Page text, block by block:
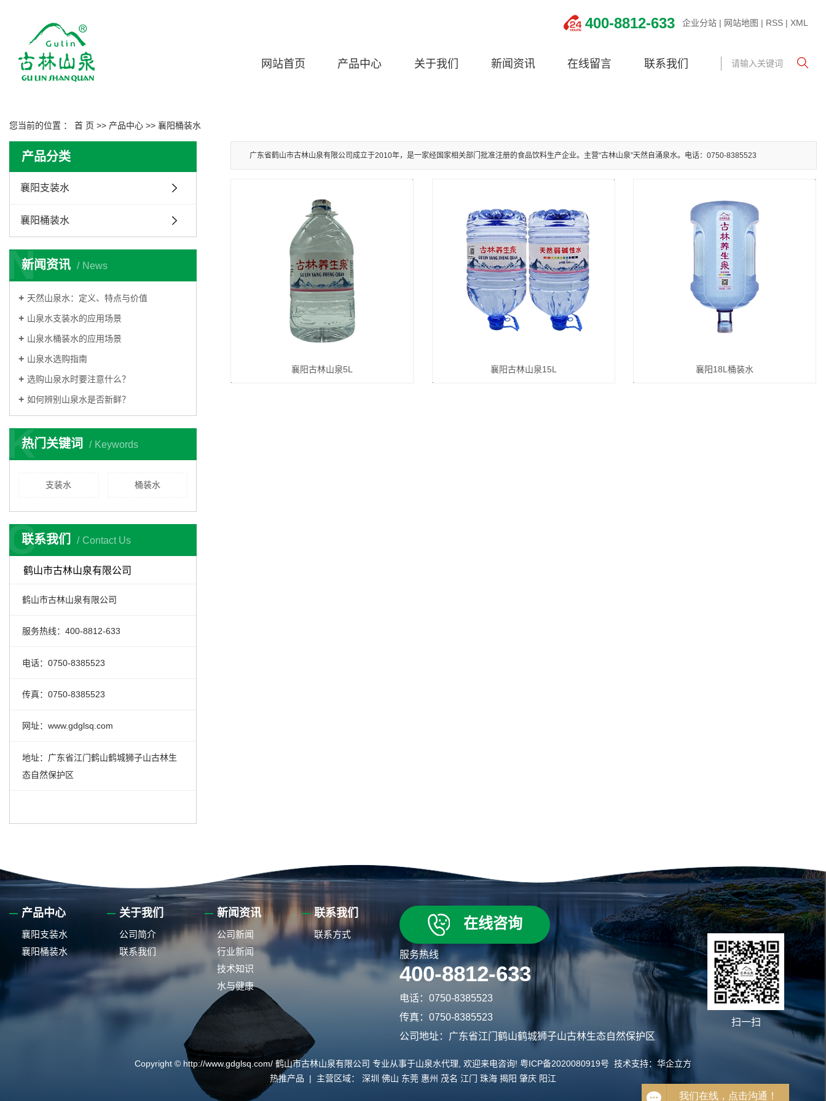
企业分站| 网站地图 | RSS| XML
400-8812-633
网站首页 产品中心 关于我们 新闻资讯 在线留言 联系我们
您当前的位置 ： 首 页 >> 产品中心 >> 襄阳桶装水
产品分类
襄阳支装水
襄阳桶装水
新闻资讯 News
N
天然山泉水：定义、特点与价值
山泉水支装水的应用场景
山泉水桶装水的应用场景
山泉水选购指南
选购山泉水时要注意什么？
如何辨别山泉水是否新鲜？
热门关键词 Keywords
K
支装水 桶装水
联系我们 Contact Us
C
鹤山市古林山泉有限公司
鹤山市古林山泉有限公司
服务热线：400-8812-633
电话：0750-8385523
传真：0750-8385523
网址：www.gdglsq.com
地址：广东省江门鹤山鹤城狮子山古林生
态自然保护区
广东省鹤山市古林山泉有限公司成立于2010年，是一家经国家相关部门批准注册的食品饮料生产企业。主营“古林山泉”天然自涌泉水。电话：0750-8385523
襄阳古林山泉5L 襄阳古林山泉15L 襄阳18L桶装水
产品中心
襄阳支装水
襄阳桶装水
关于我们
公司简介
联系我们
新闻资讯
公司新闻
行业新闻
技术知识
水与健康
联系我们
联系方式
在线咨询
服务热线
400-8812-633
电话：0750-8385523
传真：0750-8385523
公司地址：广东省江门鹤山鹤城狮子山古林生态自然保护区
扫一扫
Copyright © http://www.gdglsq.com/ 鹤山市古林山泉有限公司 专业从事于山泉水代理 , 欢迎来电咨询! 粤ICP备2020080919号 技术支持： 华企立方
热推产品 | 主营区域： 深圳 佛山 东莞 惠州 茂名 江门 珠海 揭阳 肇庆 阳江